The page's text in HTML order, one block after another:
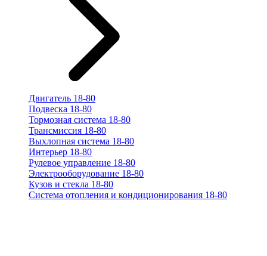
Двигатель 18-80
Подвеска 18-80
Тормозная система 18-80
Трансмиссия 18-80
Выхлопная система 18-80
Интерьер 18-80
Рулевое управление 18-80
Электрооборудование 18-80
Кузов и стекла 18-80
Система отопления и кондиционирования 18-80